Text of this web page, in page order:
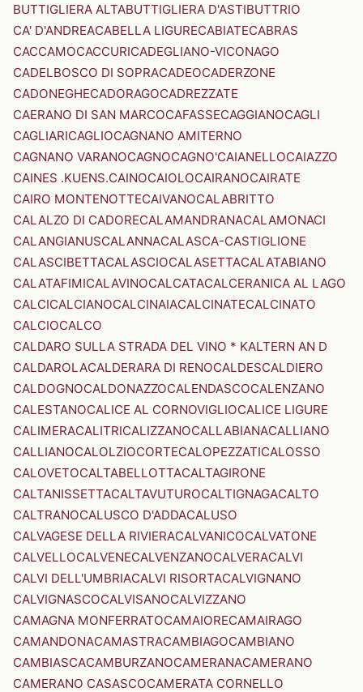
BUTTIGLIERA ALTABUTTIGLIERA D'ASTIBUTTRIO
CA' D'ANDREACABELLA LIGURECABIATECABRAS
CACCAMOCACCURICADEGLIANO-VICONAGO
CADELBOSCO DI SOPRACADEOCADERZONE
CADONEGHECADORAGOCADREZZATE
CAERANO DI SAN MARCOCAFASSECAGGIANOCAGLI
CAGLIARICAGLIOCAGNANO AMITERNO
CAGNANO VARANOCAGNOCAGNO'CAIANELLOCAIAZZO
CAINES .KUENS.CAINOCAIOLOCAIRANOCAIRATE
CAIRO MONTENOTTECAIVANOCALABRITTO
CALALZO DI CADORECALAMANDRANACALAMONACI
CALANGIANUSCALANNACALASCA-CASTIGLIONE
CALASCIBETTACALASCIOCALASETTACALATABIANO
CALATAFIMICALAVINOCALCATACALCERANICA AL LAGO
CALCICALCIANOCALCINAIACALCINATECALCINATO
CALCIOCALCO
CALDARO SULLA STRADA DEL VINO * KALTERN AN D
CALDAROLACALDERARA DI RENOCALDESCALDIERO
CALDOGNOCALDONAZZOCALENDASCOCALENZANO
CALESTANOCALICE AL CORNOVIGLIOCALICE LIGURE
CALIMERACALITRICALIZZANOCALLABIANACALLIANO
CALLIANOCALOLZIOCORTECALOPEZZATICALOSSO
CALOVETOCALTABELLOTTACALTAGIRONE
CALTANISSETTACALTAVUTUROCALTIGNAGACALTO
CALTRANOCALUSCO D'ADDACALUSO
CALVAGESE DELLA RIVIERACALVANICOCALVATONE
CALVELLOCALVENECALVENZANOCALVERACALVI
CALVI DELL'UMBRIACALVI RISORTACALVIGNANO
CALVIGNASCOCALVISANOCALVIZZANO
CAMAGNA MONFERRATOCAMAIORECAMAIRAGO
CAMANDONACAMASTRACAMBIAGOCAMBIANO
CAMBIASCACAMBURZANOCAMERANACAMERANO
CAMERANO CASASCOCAMERATA CORNELLO